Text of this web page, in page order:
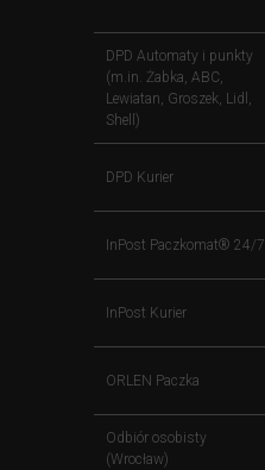
DPD Automaty i punkty
(m.in. Żabka, ABC,
Lewiatan, Groszek, Lidl,
Shell)
DPD Kurier
InPost Paczkomat® 24/7
InPost Kurier
ORLEN Paczka
Odbiór osobisty
(Wrocław)